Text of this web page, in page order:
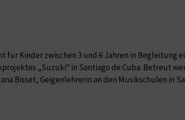
Kinder zwischen 3 und 6 Jahren in Begleitung
„Suzuki“ in Santiago de Cuba. Betreut
Bisset, Geigenlehrerin an den Musikschulen in